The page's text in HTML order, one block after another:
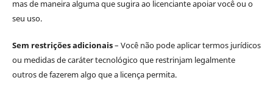
mas de maneira alguma que sugira ao licenciante apoiar você ou o
seu uso.
Sem restrições adicionais– Você não pode aplicar termos jurídicos
ou medidas de caráter tecnológico que restrinjam legalmente
outros de fazerem algo que a licença permita.